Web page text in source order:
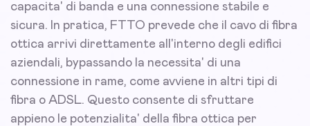
capacita' di banda e una connessione stabile e
sicura. In pratica, FTTO prevede che il cavo di fibra
ottica arrivi direttamente all'interno degli edifici
aziendali, bypassando la necessita' di una
connessione in rame, come avviene in altri tipi di
fibra o ADSL. Questo consente di sfruttare
appieno le potenzialita' della fibra ottica per